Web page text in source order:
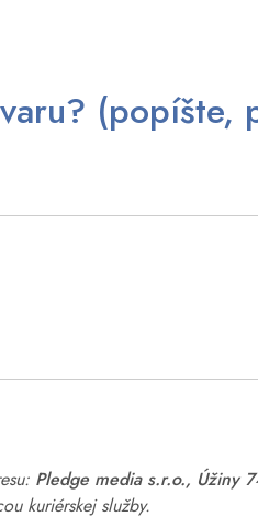
(popíšte,
Pledge media s.r.o., Úžiny
kuriérskej služby.